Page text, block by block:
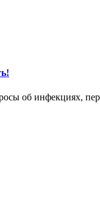
об инфекциях,